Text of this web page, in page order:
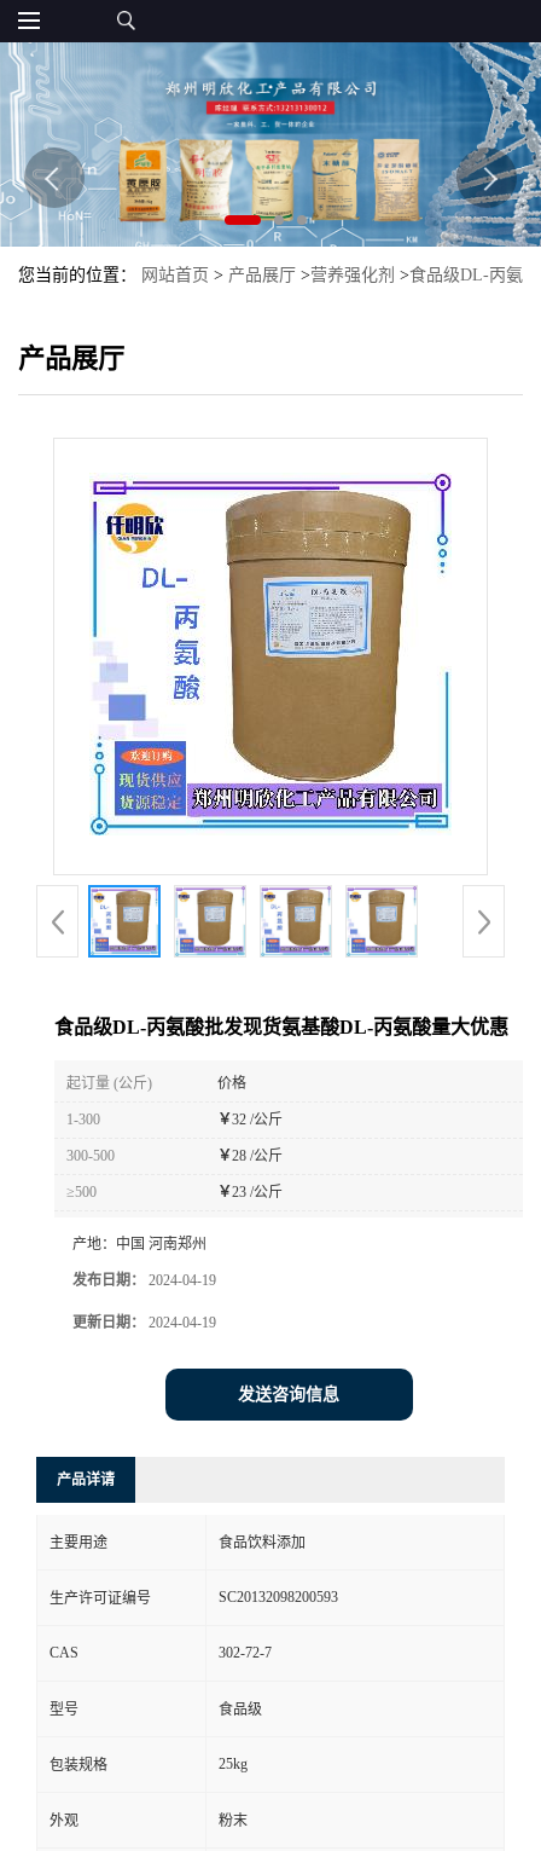
您当前的位置： 网站首页 > 产品展厅 >营养强化剂 >食品级DL-丙氨
产品展厅
食品级DL-丙氨酸批发现货氨基酸DL-丙氨酸量大优惠
起订量 (公斤) 价格
1-300 ￥32 /公斤
300-500 ￥28 /公斤
≥500 ￥23 /公斤
产地： 中国 河南郑州
发布日期： 2024-04-19
更新日期： 2024-04-19
发送咨询信息
产品详请
主要用途 食品饮料添加
生产许可证编号 SC20132098200593
CAS 302-72-7
型号 食品级
包装规格 25kg
外观 粉末